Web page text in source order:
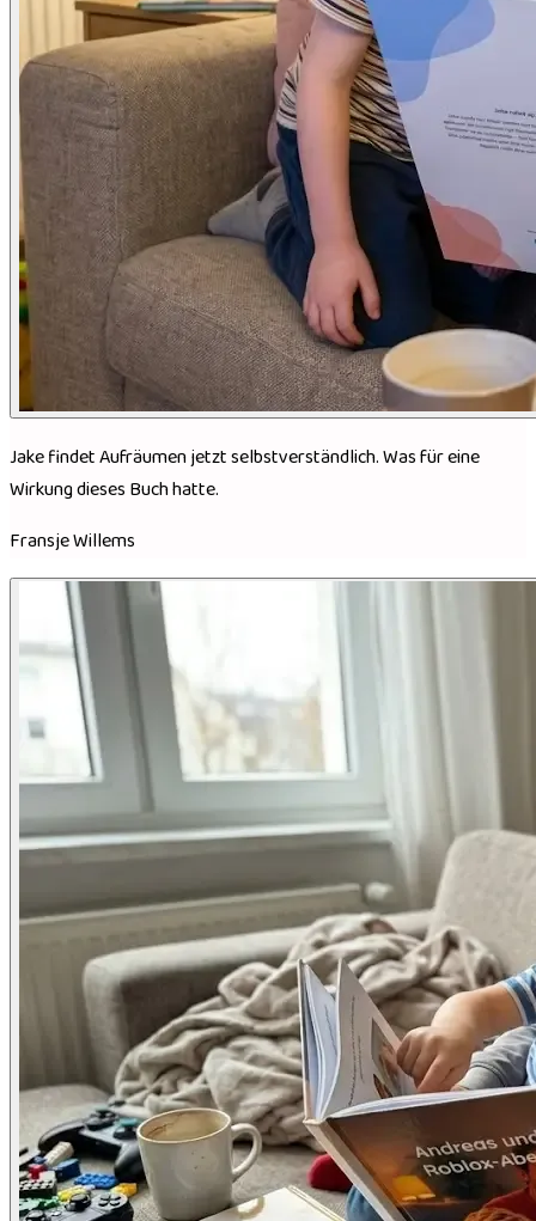
Jake findet Aufräumen jetzt selbstverständlich. Was für eine
Wirkung dieses Buch hatte.
Fransje Willems